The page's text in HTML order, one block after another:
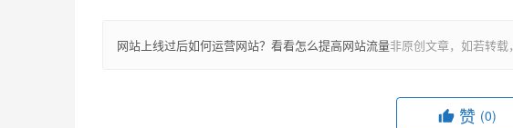
网站上线过后如何运营网站？看看怎么提高网站流量非原创文章，如若转载
赞 (0)